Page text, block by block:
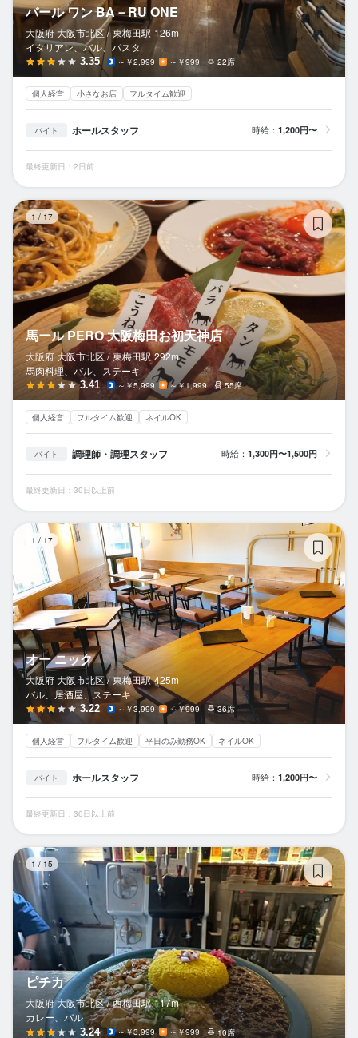
バール ワン BA－RU ONE
大阪府 大阪市北区 / 東梅田駅 126m
イタリアン、バル、パスタ
3.35 ～￥2,999 ～￥999 22席
個人経営 小さなお店 フルタイム歓迎
バイト ホールスタッフ 時給： 1,200円〜
最終更新日：2日前
1 / 17
馬ール PERO 大阪梅田お初天神店
大阪府 大阪市北区 / 東梅田駅 292m
馬肉料理、バル、ステーキ
3.41 ～￥5,999 ～￥1,999 55席
個人経営 フルタイム歓迎 ネイルOK
バイト 調理師・調理スタッフ 時給： 1,300円〜1,500円
最終更新日：30日以上前
1 / 17
オー ニック
大阪府 大阪市北区 / 東梅田駅 425m
バル、居酒屋、ステーキ
3.22 ～￥3,999 ～￥999 36席
個人経営 フルタイム歓迎 平日のみ勤務OK ネイルOK
バイト ホールスタッフ 時給： 1,200円〜
最終更新日：30日以上前
1 / 15
ピチカ
大阪府 大阪市北区 / 西梅田駅 117m
カレー、バル
3.24 ～￥3,999 ～￥999 10席